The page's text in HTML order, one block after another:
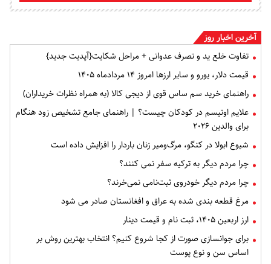
آخرین اخبار روز
تفاوت خلع ید و تصرف عدوانی + مراحل شکایت{آپدیت جدید}
قیمت دلار، یورو و سایر ارزها امروز ۱۴ مردادماه ۱۴۰۵
راهنمای خرید سم ساس قوی از دیجی کالا (به همراه نظرات خریداران)
علایم اوتیسم در کودکان چیست؟ | راهنمای جامع تشخیص زود هنگام
برای والدین ۲۰۲۶
شیوع ابولا در کنگو، مرگ‌ومیر زنان باردار را افزایش داده است
چرا مردم دیگر به ترکیه سفر نمی کنند؟
چرا مردم دیگر خودروی ثبت‌نامی نمی‌خرند؟
مرغ قطعه‌ بندی شده به عراق و افغانستان صادر می شود
ارز اربعین ۱۴۰۵، ثبت‌ نام و قیمت دینار
برای جوانسازی صورت از کجا شروع کنیم؟ انتخاب بهترین روش بر
اساس سن و نوع پوست